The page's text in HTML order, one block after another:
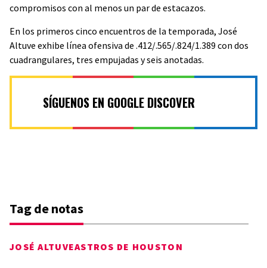
compromisos con al menos un par de estacazos.
En los primeros cinco encuentros de la temporada, José
Altuve exhibe línea ofensiva de .412/.565/.824/1.389 con dos
cuadrangulares, tres empujadas y seis anotadas.
SÍGUENOS EN GOOGLE DISCOVER
Tag de notas
JOSÉ ALTUVEASTROS DE HOUSTON